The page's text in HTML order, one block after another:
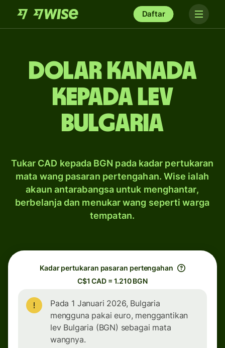
Daftar
dolar Kanada
kepada lev
Bulgaria
Tukar CAD kepada BGN pada kadar pertukaran
mata wang pasaran pertengahan. Wise ialah
akaun antarabangsa untuk menghantar,
berbelanja dan menukar wang seperti warga
tempatan.
Kadar pertukaran pasaran pertengahan
C$1 CAD = 1.210 BGN
Pada 1 Januari 2026, Bulgaria
mengguna pakai euro, menggantikan
lev Bulgaria (BGN) sebagai mata
wangnya.